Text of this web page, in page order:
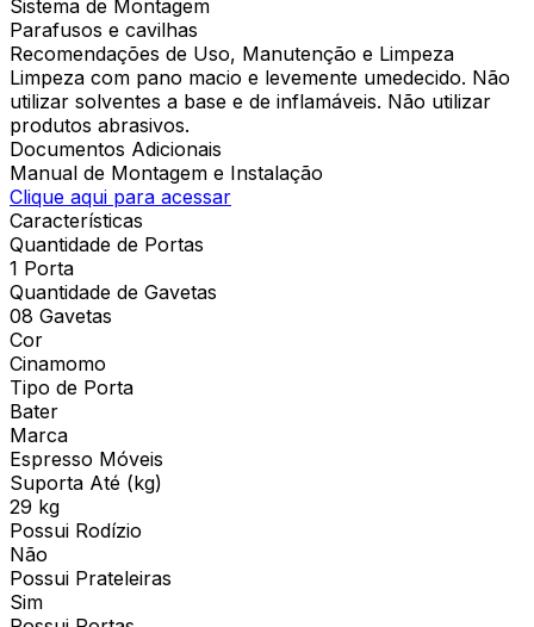
Sistema de Montagem
Parafusos e cavilhas
Recomendações de Uso, Manutenção e Limpeza
Limpeza com pano macio e levemente umedecido. Não
utilizar solventes a base e de inflamáveis. Não utilizar
produtos abrasivos.
Documentos Adicionais
Manual de Montagem e Instalação
Clique aqui para acessar
Características
Quantidade de Portas
1 Porta
Quantidade de Gavetas
08 Gavetas
Cor
Cinamomo
Tipo de Porta
Bater
Marca
Espresso Móveis
Suporta Até (kg)
29 kg
Possui Rodízio
Não
Possui Prateleiras
Sim